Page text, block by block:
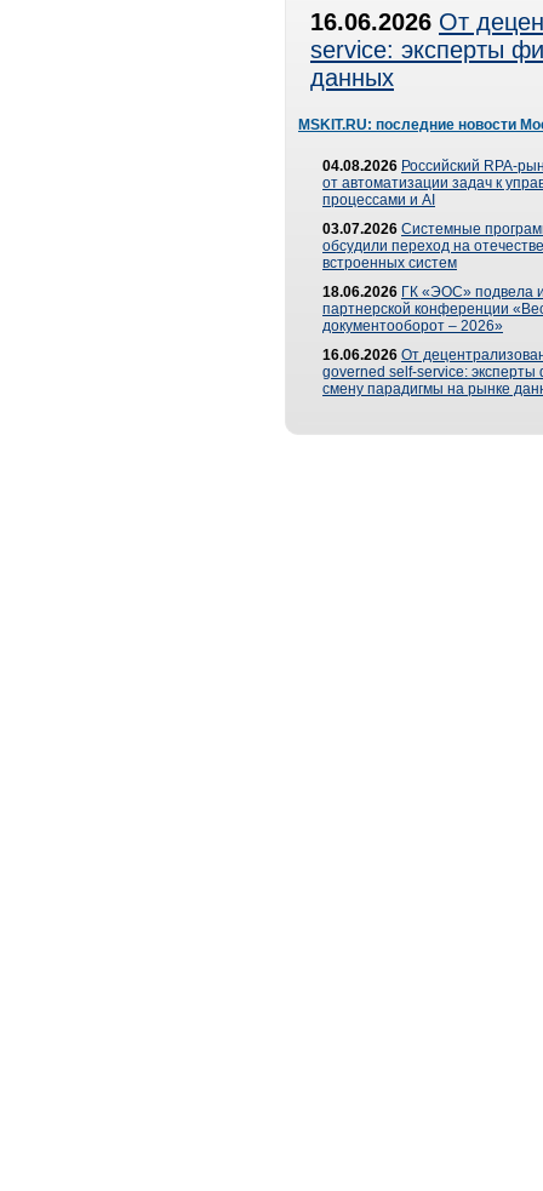
16.06.2026 От
service: эксперты
данных
MSKIT.RU: последние новости
04.08.2026 Российский RPA-
от автоматизации задач к
процессами и AI
03.07.2026 Системные
обсудили переход на
встроенных систем
18.06.2026 ГК «ЭОС» подвела
партнерской конференции
документооборот – 2026»
16.06.2026 От
governed self-service: эксперты
смену парадигмы на рынке